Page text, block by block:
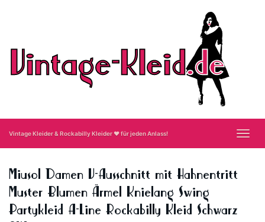
Vintage Kleider & Rockabilly Kleider ❤ für jeden Anlass!
Miusol Damen V-Ausschnitt mit Hahnentritt
Muster Blumen Ärmel Knielang Swing
Partykleid A-Line Rockabilly Kleid Schwarz